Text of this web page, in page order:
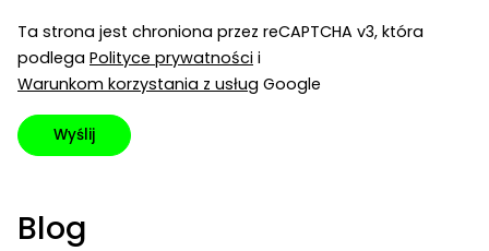
Ta strona jest chroniona przez reCAPTCHA v3, która
podlega Polityce prywatności i
Warunkom korzystania z usług Google
Wyślij
Blog